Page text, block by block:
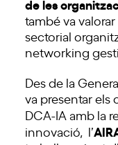
de les
també va
sectorial
networking
Des de la
va presentar els
DCA-IA amb la
innovació, l’